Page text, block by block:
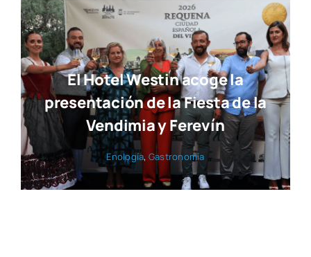
El Hotel Westin acoge la
presentación de la Fiesta de la
Vendimia y Ferevín
Eno­lo­gía, Gas­tro­no­mía